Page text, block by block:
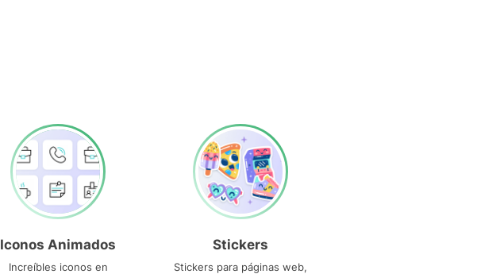
Iconos Animados
Increíbles iconos en
Stickers
Stickers para páginas web,